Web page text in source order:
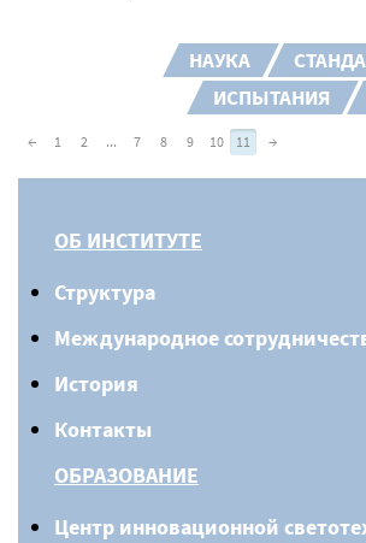
НАУКА
ИСПЫТАНИЯ
← 1 2 ... 7 8 9 10 11 →
ОБ ИНСТИТУТЕ
Структура
Международное
История
Контакты
ОБРАЗОВАНИЕ
Центр инновационной